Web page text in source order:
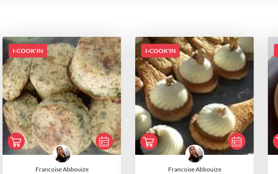
I-COOK'IN
Francoise Abbouize
I-COOK'IN
Francoise Abbouize